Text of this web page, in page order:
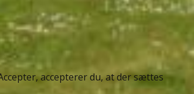
accepterer du, at der sættes